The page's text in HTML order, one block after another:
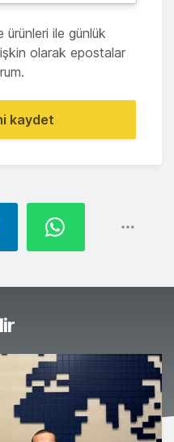
ile günlük
olarak epostalar
kaydet